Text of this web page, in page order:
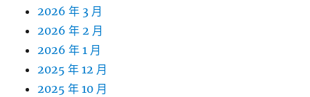
2026 年 3 月
2026 年 2 月
2026 年 1 月
2025 年 12 月
2025 年 10 月